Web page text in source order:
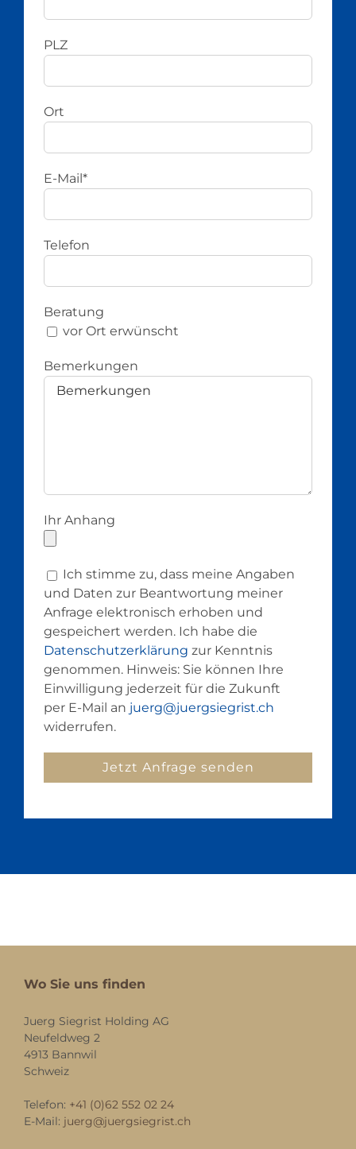
PLZ
Ort
E-Mail*
Telefon
Beratung
vor Ort erwünscht
Bemerkungen
Ihr Anhang
Ich stimme zu, dass meine Angaben
und Daten zur Beantwortung meiner
Anfrage elektronisch erhoben und
gespeichert werden. Ich habe die
Datenschutzerklärung zur Kenntnis
genommen. Hinweis: Sie können Ihre
Einwilligung jederzeit für die Zukunft
per E-Mail an juerg@juergsiegrist.ch
widerrufen.
Wo Sie uns finden
Juerg Siegrist Holding AG
Neufeldweg 2
4913 Bannwil
Schweiz
Telefon: +41 (0)62 552 02 24
E-Mail: juerg@juergsiegrist.ch